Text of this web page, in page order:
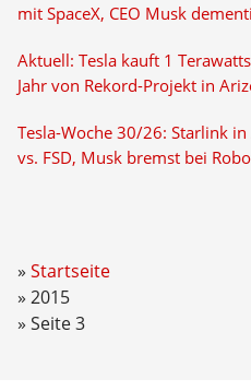
mit SpaceX, CEO Musk
Aktuell: Tesla kauft 1
Jahr von Rekord-Projekt in
Tesla-Woche 30/26: Starlink
vs. FSD, Musk bremst bei
Startseite
2015
Seite 3